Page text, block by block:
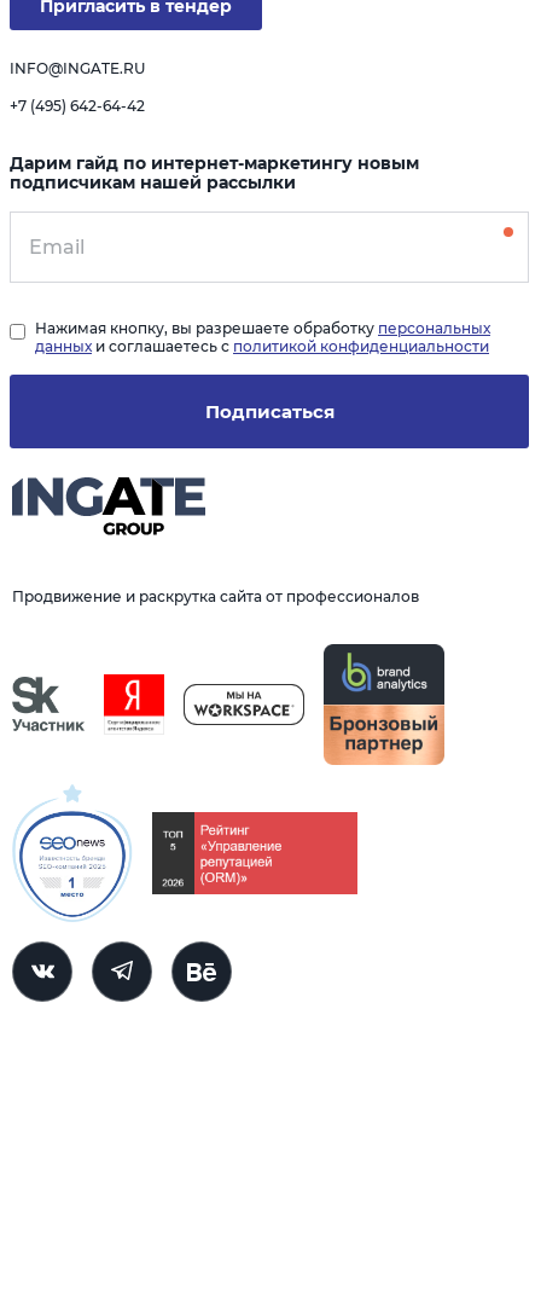
Продвижение и раскрутка сайта от профессионалов
Пригласить в тендер
INFO@INGATE.RU
+7 (495) 642-64-42
Дарим гайд по интернет-маркетингу новым
подписчикам нашей рассылки
Подписаться
Нажимая кнопку, вы разрешаете обработку персональных
данных и соглашаетесь с политикой конфиденциальности